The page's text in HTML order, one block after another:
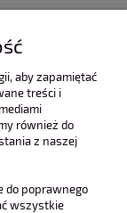
aby zapamiętać
treści i
również do
z naszej
do poprawnego
wszystkie